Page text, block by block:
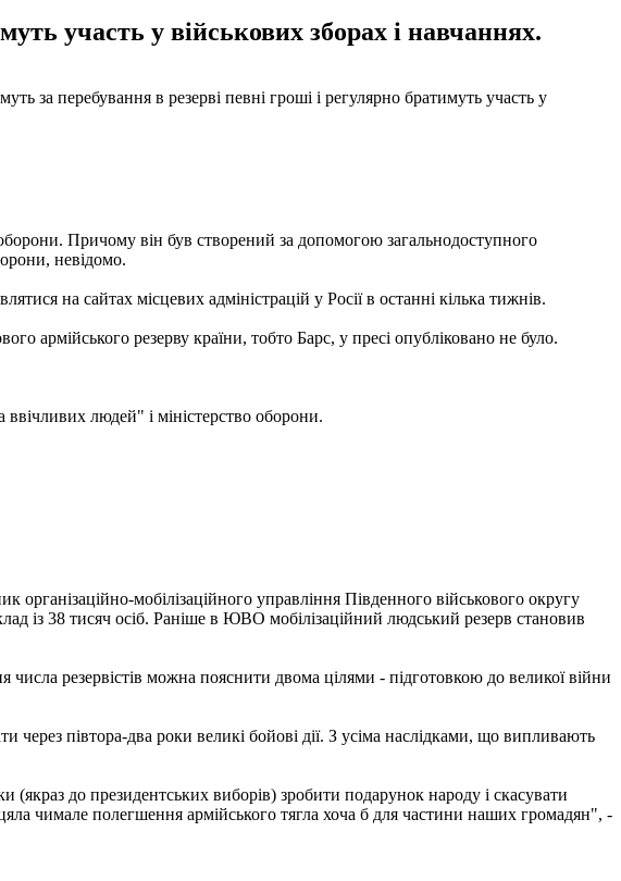
участь у військових зборах і навчаннях.
за перебування в резерві певні гроші і регулярно братимуть участь у
Причому він був створений за допомогою загальнодоступного
невідомо.
на сайтах місцевих адміністрацій у Росії в останні кілька тижнів.
армійського резерву країни, тобто Барс, у пресі опубліковано не було.
людей" і міністерство оборони.
організаційно-мобілізаційного управління Південного військового округу
із 38 тисяч осіб. Раніше в ЮВО мобілізаційний людський резерв становив
резервістів можна пояснити двома цілями - підготовкою до великої війни
півтора-два роки великі бойові дії. З усіма наслідками, що випливають
до президентських виборів) зробити подарунок народу і скасувати
чимале полегшення армійського тягла хоча б для частини наших громадян", -